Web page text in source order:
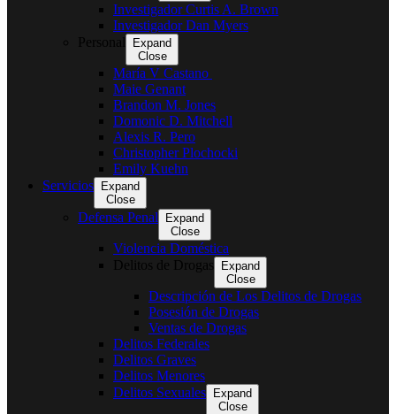
Investigador Curtis A. Brown
Investigador Dan Myers
Personal
Expand
Close
María V Castano
Maie Genant
Brandon M. Jones
Domonic D. Mitchell
Alexis R. Pero
Christopher Plochocki
Emily Kuehn
Servicios
Expand
Close
Defensa Penal
Expand
Close
Violencia Doméstica
Delitos de Drogas
Expand
Close
Descripción de Los Delitos de Drogas
Posesión de Drogas
Ventas de Drogas
Delitos Federales
Delitos Graves
Delitos Menores
Delitos Sexuales
Expand
Close